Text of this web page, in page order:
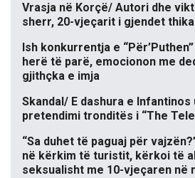
Vrasja në Korçë/ Autori dhe
sherr, 20-vjeçarit i gjendet
Ish konkurrentja e
herë të parë, emocionon me
gjithçka e imja
Skandal/ E dashura e Infantinos
pretendimi tronditës i “The
“Sa duhet të paguaj për
në kërkim të turistit, kërkoi të
seksualisht me 10-vjeçaren në